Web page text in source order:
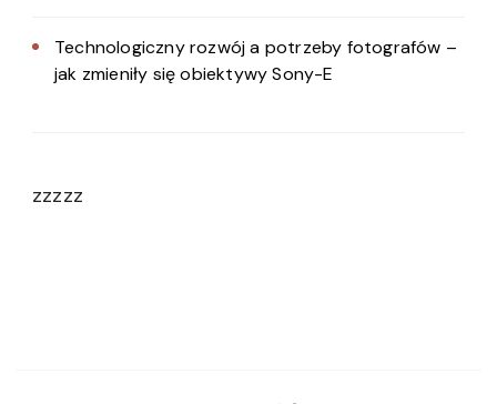
Technologiczny rozwój a potrzeby fotografów –
jak zmieniły się obiektywy Sony-E
zzzzz